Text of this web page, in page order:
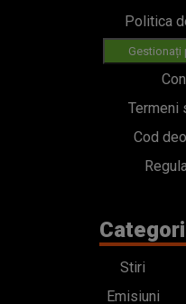
Stiri
Emisiuni
Echipa
Concursuri
HOT40